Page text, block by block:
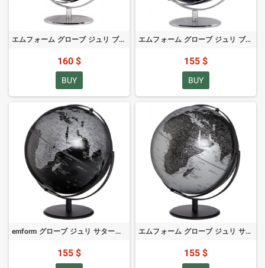
エムフォーム グローブ ジュリ ブラック 30cm
160 $
BUY
エムフォーム グローブ ジュリ ブルー 30cm
155 $
BUY
emform グローブ ジュリ サターン ブラック 30cm
155 $
エムフォーム グローブ ジュリ サターン シルバー 30cm
155 $